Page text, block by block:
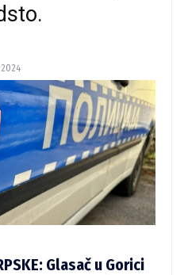
Glasač u Gorici